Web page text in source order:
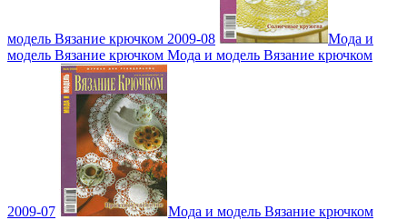
модель Вязание крючком 2009-08
Мода и
модель Вязание крючком Мода и модель Вязание крючком
2009-07 Мода и модель Вязание крючком